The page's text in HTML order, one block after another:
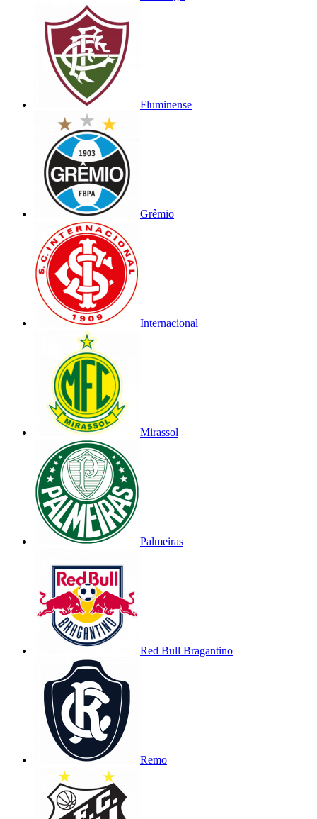
Fluminense
Grêmio
Internacional
Mirassol
Palmeiras
Red Bull Bragantino
Remo